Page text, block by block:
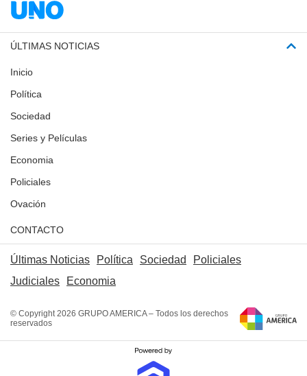
ÚLTIMAS NOTICIAS
Inicio
Política
Sociedad
Series y Películas
Economia
Policiales
Ovación
CONTACTO
Últimas Noticias Política Sociedad
Policiales
Judiciales
Economia
© Copyright 2026 GRUPO AMERICA – Todos los derechos
reservados